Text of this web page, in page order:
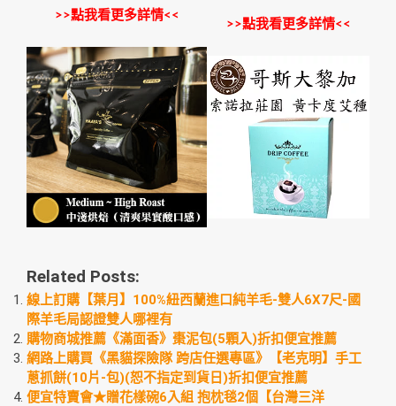
>>點我看更多詳情<<
>>點我看更多詳情<<
Related Posts:
線上訂購【葉月】100%紐西蘭進口純羊毛-雙人6X7尺-國
際羊毛局認證雙人哪裡有
購物商城推薦《滿面香》棗泥包(5顆入)折扣便宜推薦
網路上購買《黑貓探險隊 跨店任選專區》【老克明】手工
蔥抓餅(10片-包)(恕不指定到貨日)折扣便宜推薦
便宜特賣會★贈花樣碗6入組 抱枕毯2個【台灣三洋